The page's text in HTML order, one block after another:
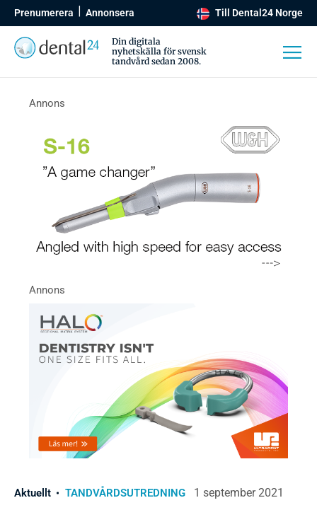
Prenumerera Annonsera Till Dental24 Norge
Din digitala
nyhetskälla för svensk
tandvård sedan 2008.
Aktuellt TANDVÅRDSUTREDNING 1 september 2021